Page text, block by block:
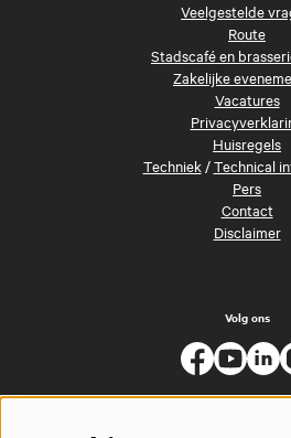
Veelgestelde
Route
Stadscafé en
Zakelijke
Vacatures
Huisregels
Techniek/Technical
Pers
Contact
Disclaimer
Volg ons